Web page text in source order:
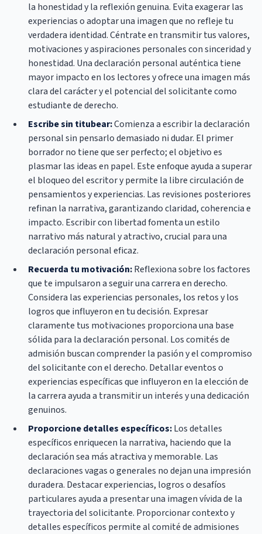
la honestidad y la reflexión genuina. Evita exagerar las
experiencias o adoptar una imagen que no refleje tu
verdadera identidad. Céntrate en transmitir tus valores,
motivaciones y aspiraciones personales con sinceridad y
honestidad. Una declaración personal auténtica tiene
mayor impacto en los lectores y ofrece una imagen más
clara del carácter y el potencial del solicitante como
estudiante de derecho.
Escribe sin titubear:Comienza a escribir la declaración
personal sin pensarlo demasiado ni dudar. El primer
borrador no tiene que ser perfecto; el objetivo es
plasmar las ideas en papel. Este enfoque ayuda a superar
el bloqueo del escritor y permite la libre circulación de
pensamientos y experiencias. Las revisiones posteriores
refinan la narrativa, garantizando claridad, coherencia e
impacto. Escribir con libertad fomenta un estilo
narrativo más natural y atractivo, crucial para una
declaración personal eficaz.
Recuerda tu motivación:Reflexiona sobre los factores
que te impulsaron a seguir una carrera en derecho.
Considera las experiencias personales, los retos y los
logros que influyeron en tu decisión. Expresar
claramente tus motivaciones proporciona una base
sólida para la declaración personal. Los comités de
admisión buscan comprender la pasión y el compromiso
del solicitante con el derecho. Detallar eventos o
experiencias específicas que influyeron en la elección de
la carrera ayuda a transmitir un interés y una dedicación
genuinos.
Proporcione detalles específicos:Los detalles
específicos enriquecen la narrativa, haciendo que la
declaración sea más atractiva y memorable. Las
declaraciones vagas o generales no dejan una impresión
duradera. Destacar experiencias, logros o desafíos
particulares ayuda a presentar una imagen vívida de la
trayectoria del solicitante. Proporcionar contexto y
detalles específicos permite al comité de admisiones